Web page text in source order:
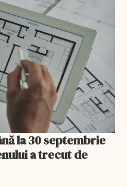
la 30 septembrie
a trecut de